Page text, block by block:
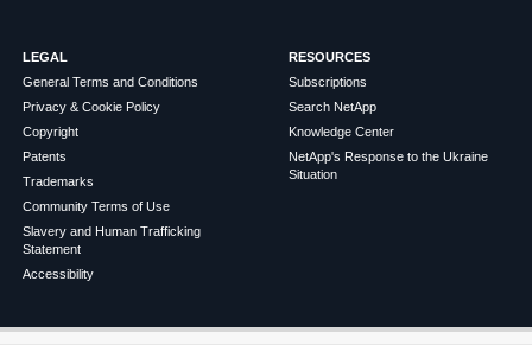
LEGAL
General Terms and Conditions
Privacy & Cookie Policy
Copyright
Patents
Trademarks
Community Terms of Use
Slavery and Human Trafficking
Statement
Accessibility
RESOURCES
Subscriptions
Search NetApp
Knowledge Center
NetApp's Response to the Ukraine
Situation